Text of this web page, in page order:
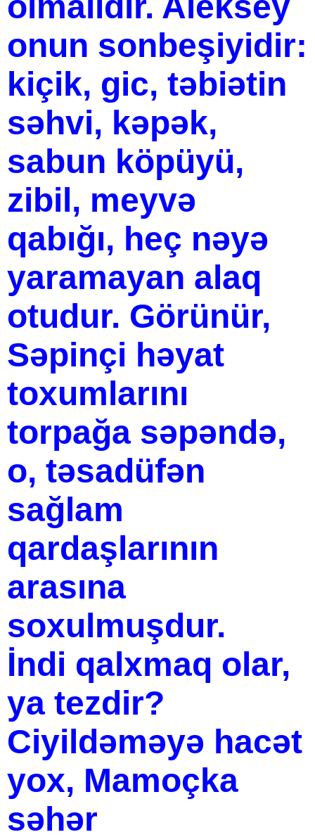
onun sonbeşiyidir:
kiçik, gic, təbiətin
səhvi, kəpək,
sabun köpüyü,
zibil, meyvə
qabığı, heç nəyə
yaramayan alaq
otudur. Görünür,
Səpinçi həyat
toxumlarını
torpağa səpəndə,
o, təsadüfən
sağlam
qardaşlarının
arasına
soxulmuşdur.
İndi qalxmaq olar,
ya tezdir?
Ciyildəməyə hacət
yox, Mamoçka
səhər